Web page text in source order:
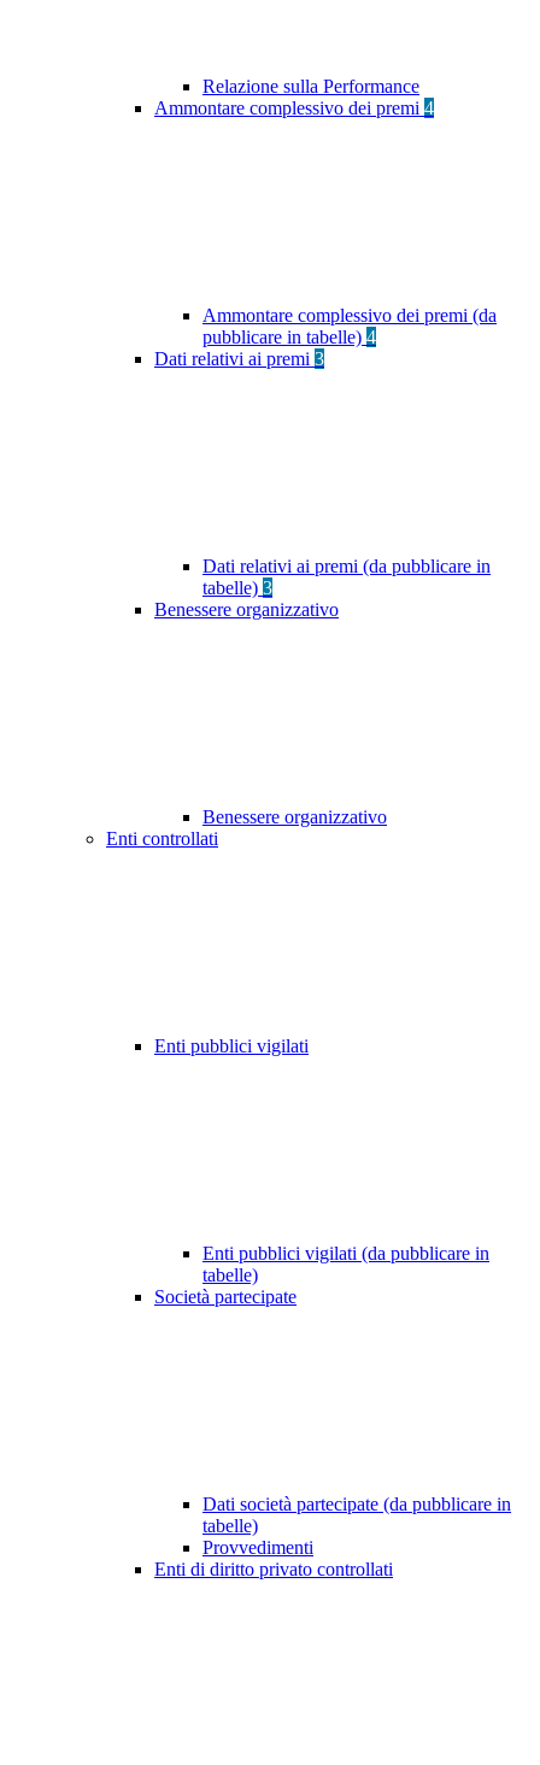
Relazione sulla Performance
Ammontare complessivo dei premi 4
Ammontare complessivo dei premi (da
pubblicare in tabelle) 4
Dati relativi ai premi 3
Dati relativi ai premi (da pubblicare in
tabelle) 3
Benessere organizzativo
Benessere organizzativo
Enti controllati
Enti pubblici vigilati
Enti pubblici vigilati (da pubblicare in
tabelle)
Società partecipate
Dati società partecipate (da pubblicare in
tabelle)
Provvedimenti
Enti di diritto privato controllati